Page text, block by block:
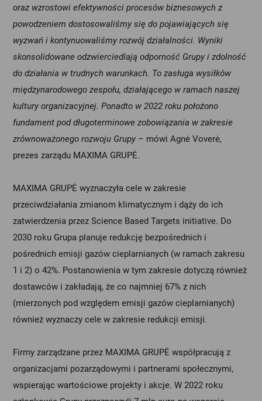
oraz wzrostowi efektywności procesów biznesowych z
powodzeniem dostosowaliśmy się do pojawiających się
wyzwań i kontynuowaliśmy rozwój działalności. Wyniki
skonsolidowane odzwierciedlają odporność Grupy i zdolność
do działania w trudnych warunkach. To zasługa wysiłków
międzynarodowego zespołu, działającego w ramach naszej
kultury organizacyjnej. Ponadto w 2022 roku położono
fundament pod długoterminowe zobowiązania w zakresie
zrównoważonego rozwoju Grupy – mówi Agnė Voverė,
prezes zarządu MAXIMA GRUPĖ.
MAXIMA GRUPĖ wyznaczyła cele w zakresie
przeciwdziałania zmianom klimatycznym i dąży do ich
zatwierdzenia przez Science Based Targets initiative. Do
2030 roku Grupa planuje redukcję bezpośrednich i
pośrednich emisji gazów cieplarnianych (w ramach zakresu
1 i 2) o 42%. Postanowienia w tym zakresie dotyczą również
dostawców i zakładają, że co najmniej 67% z nich
(mierzonych pod względem emisji gazów cieplarnianych)
również wyznaczy cele w zakresie redukcji emisji.
Firmy zarządzane przez MAXIMA GRUPĖ współpracują z
organizacjami pozarządowymi i partnerami społecznymi,
wspierając wartościowe projekty i akcje. W 2022 roku